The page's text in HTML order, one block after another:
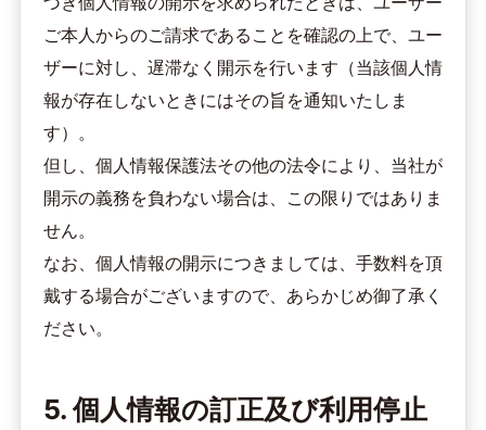
ご本人からのご請求であることを確認の上で、ユー
ザーに対し、遅滞なく開示を行います（当該個人情
報が存在しないときにはその旨を通知いたしま
す）。
但し、個人情報保護法その他の法令により、当社が
開示の義務を負わない場合は、この限りではありま
せん。
なお、個人情報の開示につきましては、手数料を頂
戴する場合がございますので、あらかじめ御了承く
ださい。
5. 個人情報の訂正及び利用停止